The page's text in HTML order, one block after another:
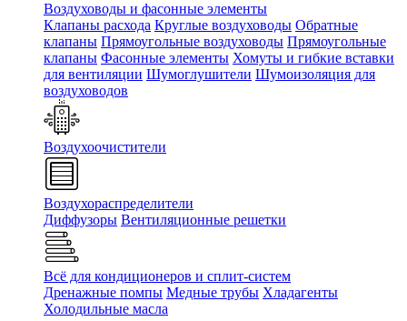
Воздуховоды и фасонные элементы
Клапаны расхода Круглые воздуховоды Обратные
клапаны Прямоугольные воздуховоды Прямоугольные
клапаны Фасонные элементы Хомуты и гибкие вставки
для вентиляции Шумоглушители Шумоизоляция для
воздуховодов
Воздухоочистители
Воздухораспределители
Диффузоры Вентиляционные решетки
Всё для кондиционеров и сплит-систем
Дренажные помпы Медные трубы Хладагенты
Холодильные масла